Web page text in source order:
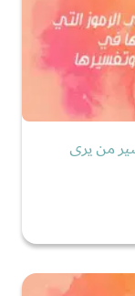
من يرى